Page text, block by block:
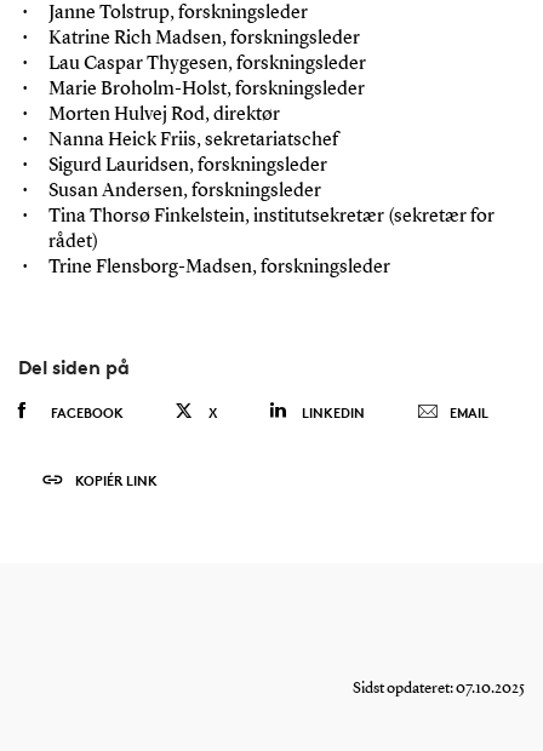
Janne Tolstrup, forskningsleder
Katrine Rich Madsen, forskningsleder
Lau Caspar Thygesen, forskningsleder
Marie Broholm-Holst, forskningsleder
Morten Hulvej Rod, direktør
Nanna Heick Friis, sekretariatschef
Sigurd Lauridsen, forskningsleder
Susan Andersen, forskningsleder
Tina Thorsø Finkelstein, institutsekretær (sekretær for
rådet)
Trine Flensborg-Madsen, forskningsleder
Del siden på
FACEBOOK X LINKEDIN EMAIL
KOPIÉR LINK
Sidst opdateret: 07.10.2025